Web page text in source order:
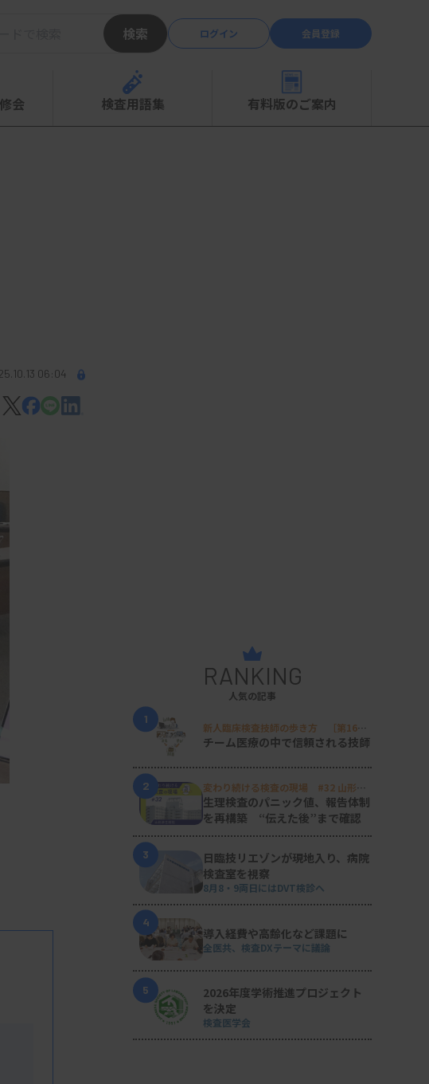
検索 ログイン 会員登録
会 検査用語集 有料版のご案内
06:04
RANKING
人気の記事
1
新人臨床検査技師の歩き方 ［第16
回］
チーム医療の中で信頼される技師
2
変わり続ける検査の現場 #32 山形済
生病院
生理検査のパニック値、報告体制
を再構築 “伝えた後”まで確認
3
日臨技リエゾンが現地入り、病院
検査室を視察
8月8・9両日にはDVT検診へ
4
導入経費や高齢化など課題に
全医共、検査DXテーマに議論
5
2026年度学術推進プロジェクト
を決定
検査医学会